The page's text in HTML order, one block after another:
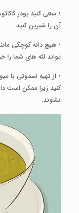
• سعی کنید پودر
آن را شیرین کنید.
• هیچ دانه کوچکی
تواند لثه های شما را
• از تهیه اسموتی با
کنید زیرا ممکن است
نشوند.